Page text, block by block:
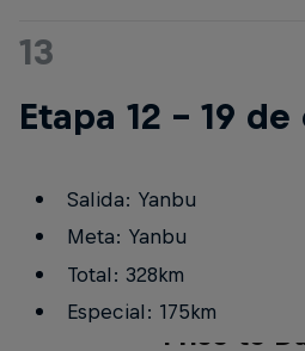
13
Etapa 12 - 19
Salida: Yanbu
Meta: Yanbu
Total: 328km
Especial: 175km
Price to